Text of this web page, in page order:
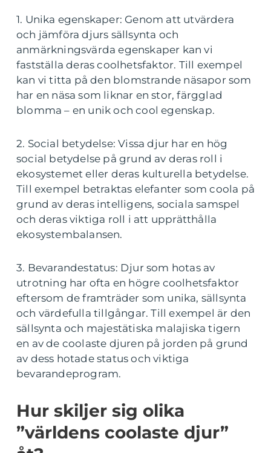
1. Unika egenskaper: Genom att utvärdera
och jämföra djurs sällsynta och
anmärkningsvärda egenskaper kan vi
fastställa deras coolhetsfaktor. Till exempel
kan vi titta på den blomstrande näsapor som
har en näsa som liknar en stor, färgglad
blomma – en unik och cool egenskap.
2. Social betydelse: Vissa djur har en hög
social betydelse på grund av deras roll i
ekosystemet eller deras kulturella betydelse.
Till exempel betraktas elefanter som coola på
grund av deras intelligens, sociala samspel
och deras viktiga roll i att upprätthålla
ekosystembalansen.
3. Bevarandestatus: Djur som hotas av
utrotning har ofta en högre coolhetsfaktor
eftersom de framträder som unika, sällsynta
och värdefulla tillgångar. Till exempel är den
sällsynta och majestätiska malajiska tigern
en av de coolaste djuren på jorden på grund
av dess hotade status och viktiga
bevarandeprogram.
Hur skiljer sig olika
”världens coolaste djur”